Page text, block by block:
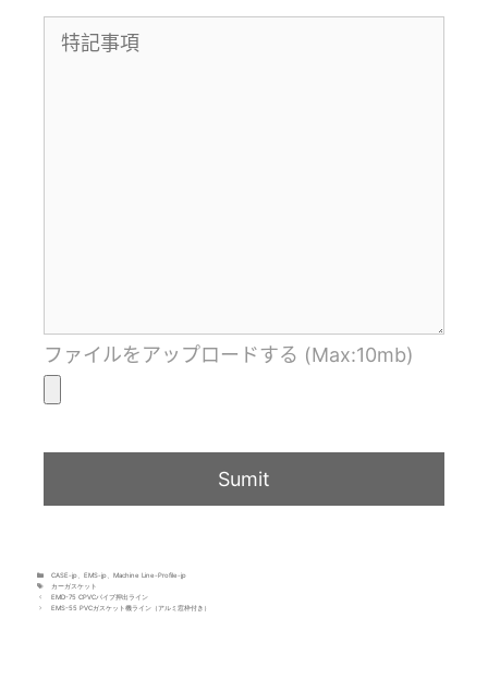
ファイルをアップロードする (Max:10mb)
CASE-jp、 EMS-jp、 Machine Line-Profile-jp
カーガスケット
EMD-75 CPVCパイプ押出ライン
EMS-55 PVCガスケット機ライン（アルミ窓枠付き）